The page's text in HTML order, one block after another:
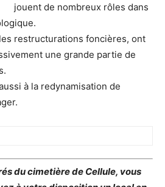
jouent de nombreux rôles dans
restructurations foncières, ont
une grande partie de
à la redynamisation de
du cimetière de Cellule, vous